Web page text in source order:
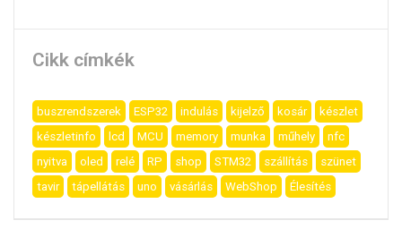
Cikk címkék
buszrendszerek ESP32 indulás kijelző kosár
készlet
készletinfo
lcd MCU memory munka műhely
nfc
nyitva
oled relé RP shop STM32 szállítás
szünet
tavir
tápellátás uno vásárlás WebShop Élesítés